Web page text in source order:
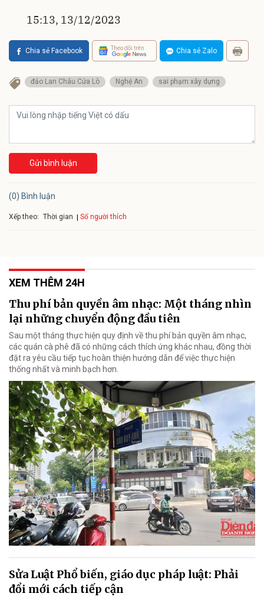
15:13, 13/12/2023
Chia sẻ Facebook Theo dõi trên Chia sẻ Zalo
đảo Lan Châu Cửa Lò Nghệ An sai phạm xây dựng
Gửi bình luận
(0) Bình luận
Xếp theo: Thời gian Số người thích
XEM THÊM 24H
Thu phí bản quyền âm nhạc: Một tháng nhìn
lại những chuyển động đầu tiên
Sau một tháng thực hiện quy định về thu phí bản quyền âm nhạc,
các quán cà phê đã có những cách thích ứng khác nhau, đồng thời
đặt ra yêu cầu tiếp tục hoàn thiện hướng dẫn để việc thực hiện
thống nhất và minh bạch hơn.
Sửa Luật Phổ biến, giáo dục pháp luật: Phải
đổi mới cách tiếp cận